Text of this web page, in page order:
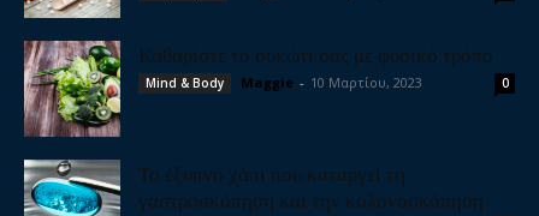
Καθαρίστε το συκώτι σας με φυσικό τρόπο
Mind & Body Maggie - 10 Μαρτίου, 2023 0
Το έξυπνο χάπι που καταργεί τη
γαστροσκόπηση και την κολονοσκόπηση